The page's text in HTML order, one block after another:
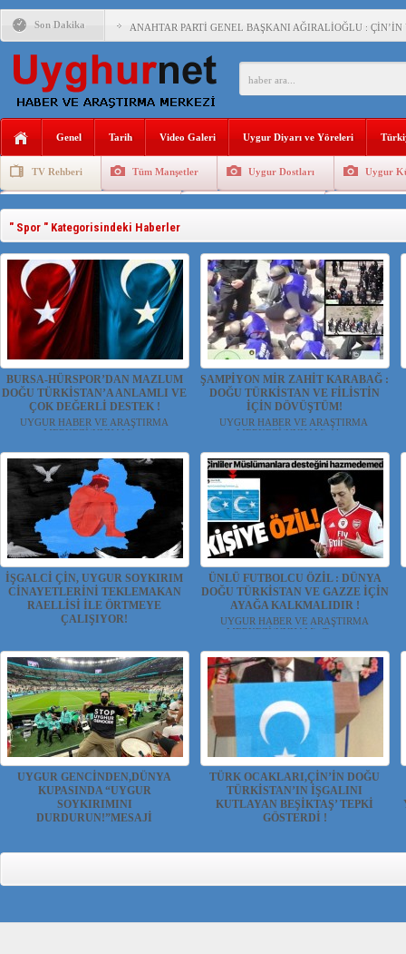
Son Dakika ANAHTAR PARTİ GENEL BAŞKANI AĞIRALİOĞLU :
ÇİN’İN DOĞU TÜRKİSTAN’DAKİ UYGULAMALARI
150 YILDIR KAYNAYAN YARAMIZ : ÇİN İŞGALİNDEKİ
ÇİN’İN UYGUR POLİTİKALARINI ÖVEN DİYANET
SAADET PARTİSİ İLÇE BAŞKANI : TEMMUZ AYI,DOĞU
İŞGALCİ ÇİN,DOĞU TÜRKİSTAN’DA EN AZ 143 BİN
Genel Tarih Video Galeri Uygur Diyarı ve Yöreleri
TV Rehberi Tüm Manşetler Uygur Dostları Uygur
Uygurlarda Düğün ve Cenaze Uygur Geleneksel Tip Uygur
" Spor " Kategorisindeki Haberler
BURSA-HÜRSPOR’DAN MAZLUM
DOĞU TÜRKİSTAN’A ANLAMLI VE
ÇOK DEĞERLİ DESTEK !
UYGUR HABER VE ARAŞTIRMA
MERKEZİ(UYHAM) ...
ŞAMPİYON MİR ZAHİT KARABAĞ :
DOĞU TÜRKİSTAN VE FİLİSTİN
İÇİN DÖVÜŞTÜM!
UYGUR HABER VE ARAŞTIRMA
MERKEZİ(UYHAM) Altı...
İŞGALCİ ÇİN, UYGUR SOYKIRIM
CİNAYETLERİNİ TEKLEMAKAN
RAELLİSİ İLE ÖRTMEYE
ÇALIŞIYOR!
ÜNLÜ FUTBOLCU ÖZİL : DÜNYA
DOĞU TÜRKİSTAN VE GAZZE İÇİN
AYAĞA KALKMALIDIR !
UYGUR HABER VE ARAŞTIRMA
MERKEZİ(UYHAM) Tanınm...
UYGUR GENCİNDEN,DÜNYA
KUPASINDA “UYGUR
SOYKIRIMINI
DURDURUN!”MESAJİ
TÜRK OCAKLARI,ÇİN’İN DOĞU
TÜRKİSTAN’IN İŞGALINI
KUTLAYAN BEŞİKTAŞ’ TEPKİ
GÖSTERDİ !